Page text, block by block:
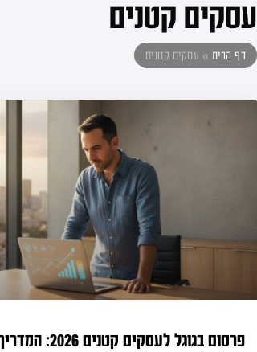
עסקים קטנים
דף הבית » עסקים קטנים
פרסום בגוגל לעסקים קטנים 2026: